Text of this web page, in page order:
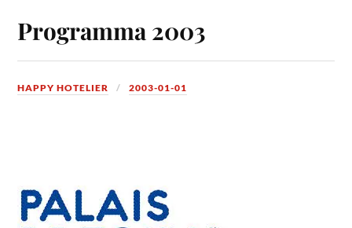
Programma 2003
HAPPY HOTELIER 2003-01-01